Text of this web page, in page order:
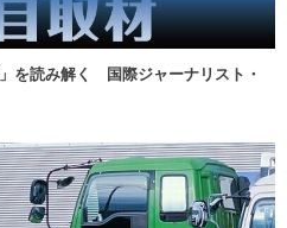
を読み解く 国際ジャーナリスト・